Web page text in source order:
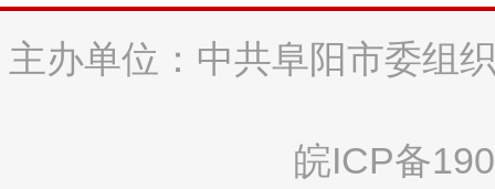
主办单位：中共阜阳市委组
皖ICP备